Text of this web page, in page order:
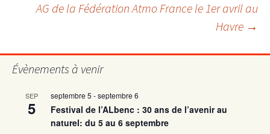
des
articles
AG de la Fédération Atmo France le 1er avril au
Havre →
Évènements à venir
SEP
5
septembre 5 -septembre 6
Festival de l’ALbenc : 30 ans de l’avenir au
naturel: du 5 au 6 septembre